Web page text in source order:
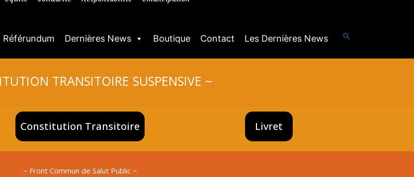
Référundum Dernières News Boutique Contact Les Dernières News Rechercher
TRANSITOIRE SUSPENSIVE ~
Constitution Transitoire Livret
~ Front Commun de Salut Public ~